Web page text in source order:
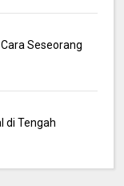
Seseorang
di Tengah